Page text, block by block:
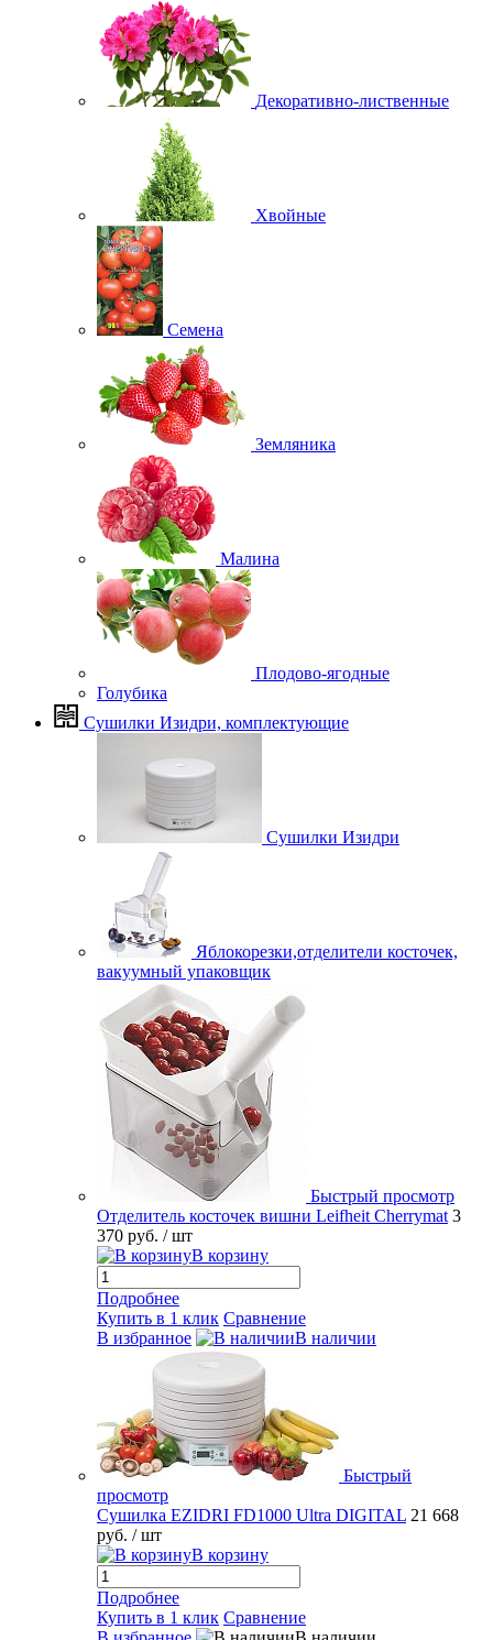
Декоративно-лиственные
Хвойные
Семена
Земляника
Малина
Плодово-ягодные
Голубика
Сушилки Изидри, комплектующие
Сушилки Изидри
Яблокорезки,отделители косточек,
вакуумный упаковщик
Быстрый просмотр
Отделитель косточек вишни Leifheit Cherrymat 3
370 руб. / шт
В корзину
Подробнее
Купить в 1 клик Сравнение
В избранное
В наличии
Быстрый
просмотр
Сушилка EZIDRI FD1000 Ultra DIGITAL 21 668
руб. / шт
В корзину
Подробнее
Купить в 1 клик Сравнение